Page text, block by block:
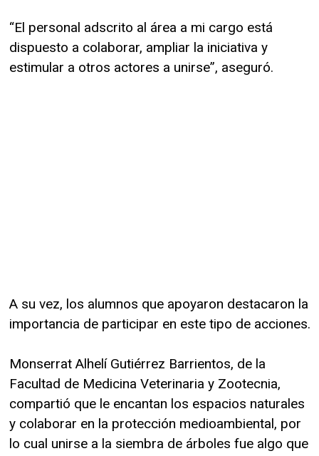
“El personal adscrito al área a mi cargo está
dispuesto a colaborar, ampliar la iniciativa y
estimular a otros actores a unirse”, aseguró.
A su vez, los alumnos que apoyaron destacaron la
importancia de participar en este tipo de acciones.
Monserrat Alhelí Gutiérrez Barrientos, de la
Facultad de Medicina Veterinaria y Zootecnia,
compartió que le encantan los espacios naturales
y colaborar en la protección medioambiental, por
lo cual unirse a la siembra de árboles fue algo que